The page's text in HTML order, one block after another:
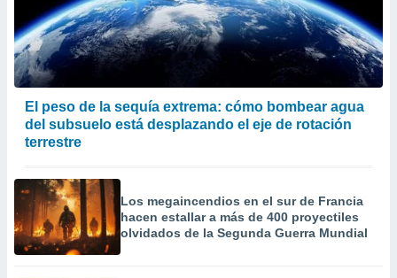
El peso de la sequía extrema: cómo bombear agua
del subsuelo está desplazando el eje de rotación
terrestre
Los megaincendios en el sur de Francia
hacen estallar a más de 400 proyectiles
olvidados de la Segunda Guerra Mundial